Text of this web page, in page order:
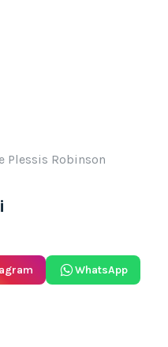
Plessis Robinson
WhatsApp